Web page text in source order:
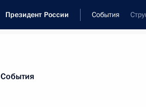
Президент России События
Новости
События